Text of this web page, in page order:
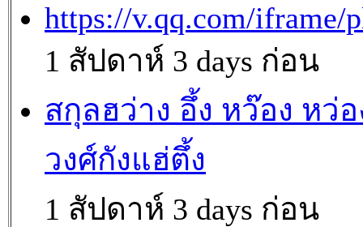
https://v.qq.com/iframe/
1 สัปดาห์ 3 days ก่อน
สกุลฮว่าง อึ้ง หว๊อง หว่อ
วงศ์กังแฮ่ตึ้ง
1 สัปดาห์ 3 days ก่อน